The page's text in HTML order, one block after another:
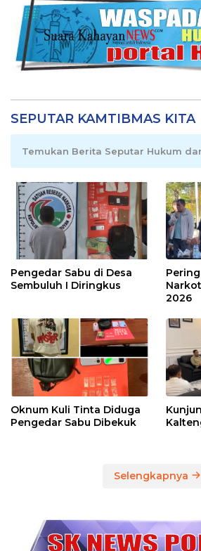
SEPUTAR KAMTIBMAS KITA
Temukan Berita Seputar Hukum
Pengedar Sabu di Desa
Sembuluh I Diringkus
2026
Oknum Kuli Tinta Diduga
Pengedar Sabu Dibekuk
Selengkapnya